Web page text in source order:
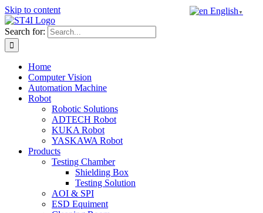
Skip to content
Search for:
Home
Computer Vision
Automation Machine
Robot
Robotic Solutions
ADTECH Robot
KUKA Robot
YASKAWA Robot
Products
Testing Chamber
Shielding Box
Testing Solution
AOI & SPI
ESD Equiment
English ▼